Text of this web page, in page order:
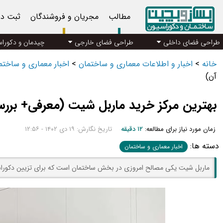
مطالب مجریان و فروشندگان ثبت
طراحی فضای داخلی طراحی فضای خارجی چیدمان و
خانه > اخبار و اطلاعات معماری و ساختمان > اخبار معماری و
آن)
بهترین مرکز خرید ماربل شیت (معرفی+
زمان مورد نیاز برای مطالعه: ۱۲ دقیقه تاریخ نگارش: ۱۹ دی ۱۴۰۲ - ۱۲:۵۶
دسته ها: اخبار معماری و ساختمان
ماربل شیت یکی مصالح امروزی در بخش ساختمان است که برای تزیین